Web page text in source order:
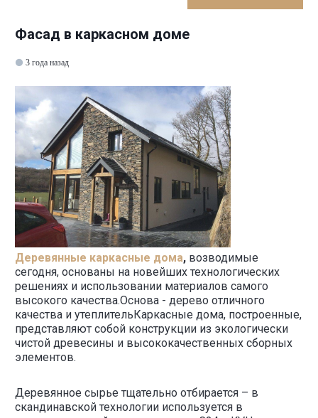
Фасад в каркасном доме
3 года назад
Деревянные каркасные дома, возводимые
сегодня, основаны на новейших технологических
решениях и использовании материалов самого
высокого качества.Основа - дерево отличного
качества и утеплительКаркасные дома, построенные,
представляют собой конструкции из экологически
чистой древесины и высококачественных сборных
элементов.
Деревянное сырье тщательно отбирается – в
скандинавской технологии используется в